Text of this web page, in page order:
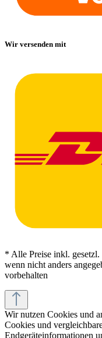
Wir versenden mit
* Alle Preise inkl.
wenn nicht anders
vorbehalten
Wir nutzen Cookies und
Cookies und
Endgeräteinformationen